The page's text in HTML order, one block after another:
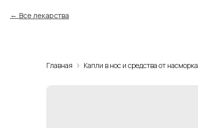
Все лекарства
Главная Капли в нос и средства от насморка